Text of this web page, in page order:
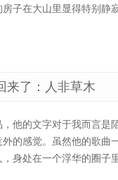
子在大山里显得特别静
来了：人非草木
他的文字对于我而言是
的感觉。虽然他的歌曲
身处在一个浮华的圈子